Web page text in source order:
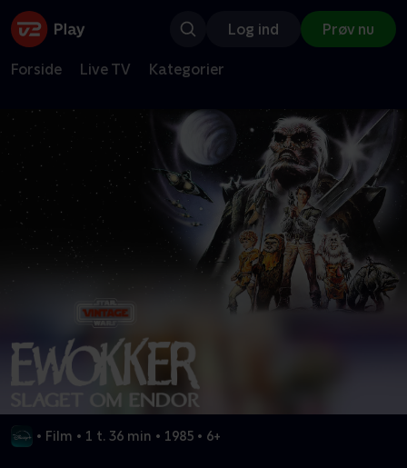
Log ind Prøv nu
Forside Live TV Kategorier
• Film • 1 t. 36 min • 1985 • 6+